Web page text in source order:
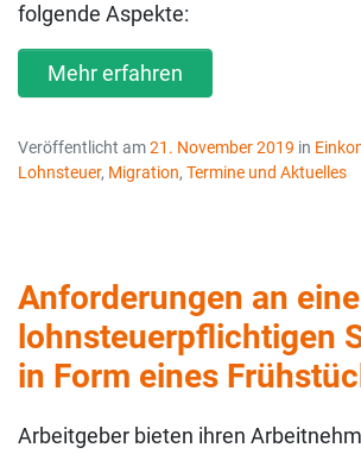
folgende Aspekte:
Mehr erfahren
Veröffentlicht am21. November 2019 in
Lohnsteuer, Migration, Termine und Aktuelles
Anforderungen an
lohnsteuerpflichtigen
in Form eines
Arbeitgeber bieten ihren